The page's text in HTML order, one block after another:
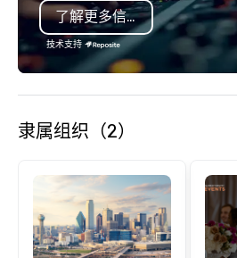
了解更多信息
技术支持
隶属组织（2）